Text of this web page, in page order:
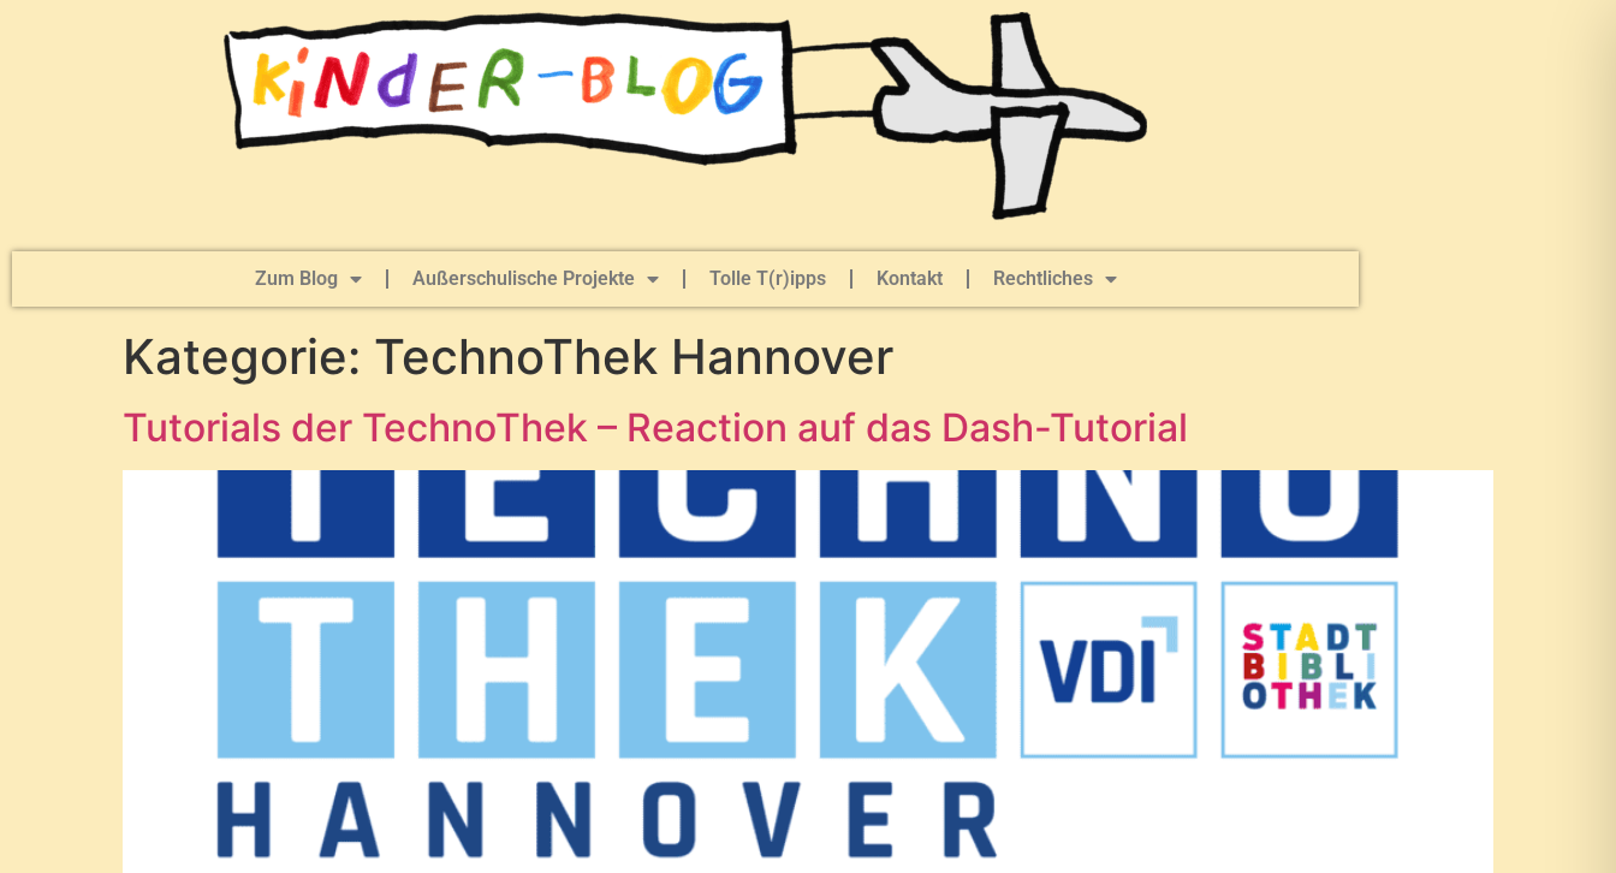
Zum Blog Außerschulische Projekte Tolle T(r)ipps Kontakt Rechtliches
Kategorie: TechnoThek Hannover
Tutorials der TechnoThek – Reaction auf das Dash-Tutorial